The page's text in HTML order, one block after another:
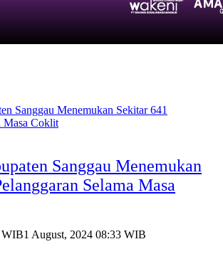
Sanggau Menemukan
Selama Masa
WIB1 August, 2024 08:33 WIB